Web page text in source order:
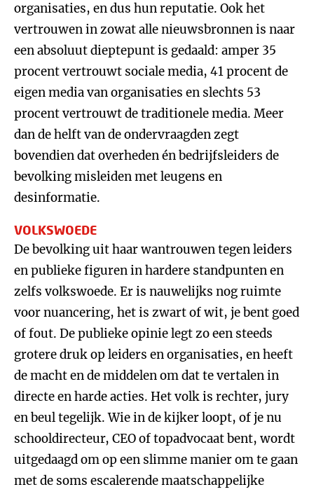
organisaties, en dus hun reputatie. Ook het
vertrouwen in zowat alle nieuwsbronnen is naar
een absoluut dieptepunt is gedaald: amper 35
procent vertrouwt sociale media, 41 procent de
eigen media van organisaties en slechts 53
procent vertrouwt de traditionele media. Meer
dan de helft van de ondervraagden zegt
bovendien dat overheden én bedrijfsleiders de
bevolking misleiden met leugens en
desinformatie.
VOLKSWOEDE
De bevolking uit haar wantrouwen tegen leiders
en publieke figuren in hardere standpunten en
zelfs volkswoede. Er is nauwelijks nog ruimte
voor nuancering, het is zwart of wit, je bent goed
of fout. De publieke opinie legt zo een steeds
grotere druk op leiders en organisaties, en heeft
de macht en de middelen om dat te vertalen in
directe en harde acties. Het volk is rechter, jury
en beul tegelijk. Wie in de kijker loopt, of je nu
schooldirecteur, CEO of topadvocaat bent, wordt
uitgedaagd om op een slimme manier om te gaan
met de soms escalerende maatschappelijke